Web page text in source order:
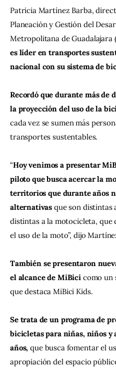
Patricia Martínez Barba,
Planeación y Gestión del
Metropolitana de Guadalajara
es líder en transportes
nacional con su sistema de
Recordó que durante más de
la proyección del uso de la
cada vez se sumen más
transportes sustentables.
“Hoy venimos a presentar
piloto que busca acercar la
territorios que durante años
alternativas que son distintas
distintas a la motocicleta, que
el uso de la moto”, dijo
También se presentaron
el alcance de MiBici como un
que destaca MiBici Kids.
Se trata de un programa de
bicicletas para niñas, niños y
años, que busca fomentar el
apropiación del espacio